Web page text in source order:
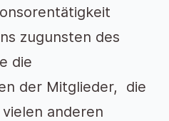
zugunsten des
die
der Mitglieder, die
anderen